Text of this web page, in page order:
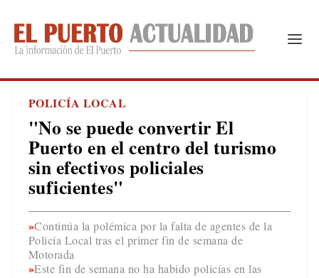
POLICÍA LOCAL
"No se puede convertir El
Puerto en el centro del turismo
sin efectivos policiales
suficientes"
Continúa la polémica por la falta de agentes de la
Policía Local tras el primer fin de semana de
Motorada
Este fin de semana no ha habido policías en las